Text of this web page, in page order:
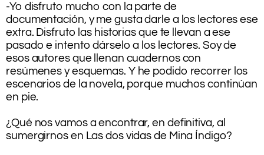
-Yo disfruto mucho con la parte de
documentación, y me gusta darle a los lectores ese
extra. Disfruto las historias que te llevan a ese
pasado e intento dárselo a los lectores. Soy de
esos autores que llenan cuadernos con
resúmenes y esquemas. Y he podido recorrer los
escenarios de la novela, porque muchos continúan
en pie.
¿Qué nos vamos a encontrar, en definitiva, al
sumergirnos en Las dos vidas de Mina Índigo?